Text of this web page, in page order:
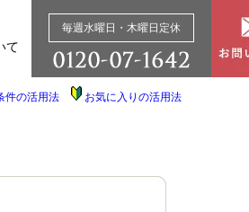
て
毎週水曜日・木曜日定休
件の活用法 お気に入りの活用法